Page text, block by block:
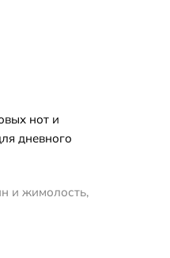
нот и
дневного
и жимолость,